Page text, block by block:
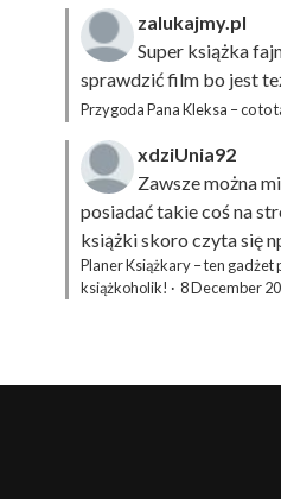
zalukajmy.pl
Super książka
sprawdzić film bo jest
Przygoda Pana Kleksa – co to
xdziUnia92
Zawsze można
posiadać takie coś na
książki skoro czyta się
Planer Książkary – ten
książkoholik! · 8 December